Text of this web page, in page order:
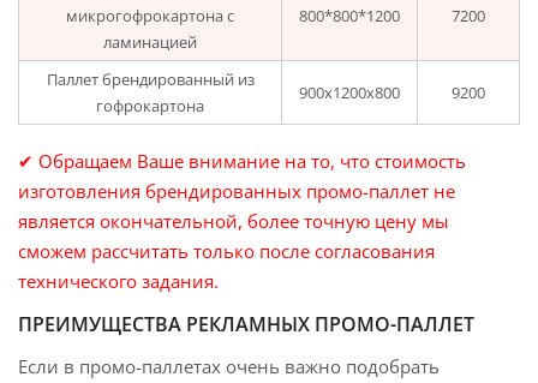
микрогофрокартона с
ламинацией
800*800*1200 7200
Паллет брендированный из
гофрокартона
900х1200х800 9200
✔ Обращаем Ваше внимание на то, что стоимость
изготовления брендированных промо-паллет не
является окончательной, более точную цену мы
сможем рассчитать только после согласования
технического задания.
ПРЕИМУЩЕСТВА РЕКЛАМНЫХ ПРОМО-ПАЛЛЕТ
Если в промо-паллетах очень важно подобрать